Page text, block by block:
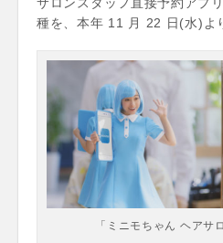
種を、本年 11 月 22 日(水)よ
「ミニモちゃん ヘアサ